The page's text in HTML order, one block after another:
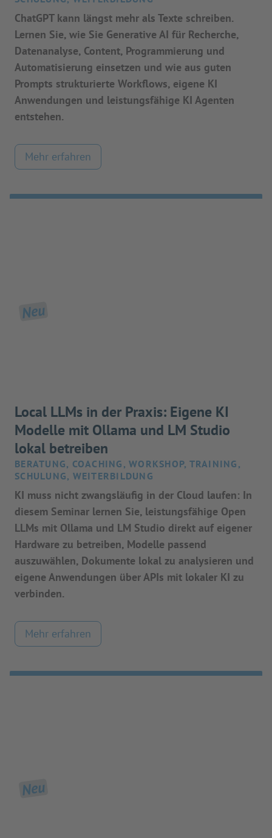
ChatGPT kann längst mehr als Texte schreiben.
Lernen Sie, wie Sie Generative AI für Recherche,
Datenanalyse, Content, Programmierung und
Automatisierung einsetzen und wie aus guten
Prompts strukturierte Workflows, eigene KI
Anwendungen und leistungsfähige KI Agenten
entstehen.
Mehr erfahren
Neu
Local LLMs in der Praxis: Eigene KI
Modelle mit Ollama und LM Studio
lokal betreiben
BERATUNG, COACHING, WORKSHOP, TRAINING,
SCHULUNG, WEITERBILDUNG
KI muss nicht zwangsläufig in der Cloud laufen: In
diesem Seminar lernen Sie, leistungsfähige Open
LLMs mit Ollama und LM Studio direkt auf eigener
Hardware zu betreiben, Modelle passend
auszuwählen, Dokumente lokal zu analysieren und
eigene Anwendungen über APIs mit lokaler KI zu
verbinden.
Mehr erfahren
Neu